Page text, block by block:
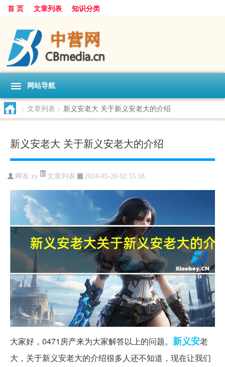
首 页 文章列表 知识分类
网站导航
> 文章列表 > 新义安老大 关于新义安老大的介绍
新义安老大 关于新义安老大的介绍
网友:xy 文章列表 2024-05-20 02:55:18
大家好，0471房产来为大家解答以上的问题。 新义安老
大，关于新义安老大的介绍很多人还不知道，现在让我们